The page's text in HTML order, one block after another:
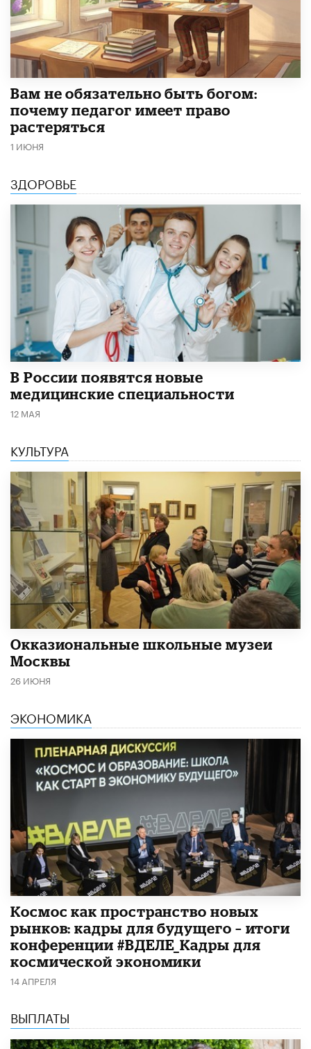
​Вам не обязательно быть богом:
почему педагог имеет право
растеряться
1 ИЮНЯ
ЗДОРОВЬЕ
В России появятся новые
медицинские специальности
12 МАЯ
КУЛЬТУРА
​Окказиональные школьные музеи
Москвы
26 ИЮНЯ
ЭКОНОМИКА
Космос как пространство новых
рынков: кадры для будущего – итоги
конференции #ВДЕЛЕ_Кадры для
космической экономики
14 АПРЕЛЯ
ВЫПЛАТЫ